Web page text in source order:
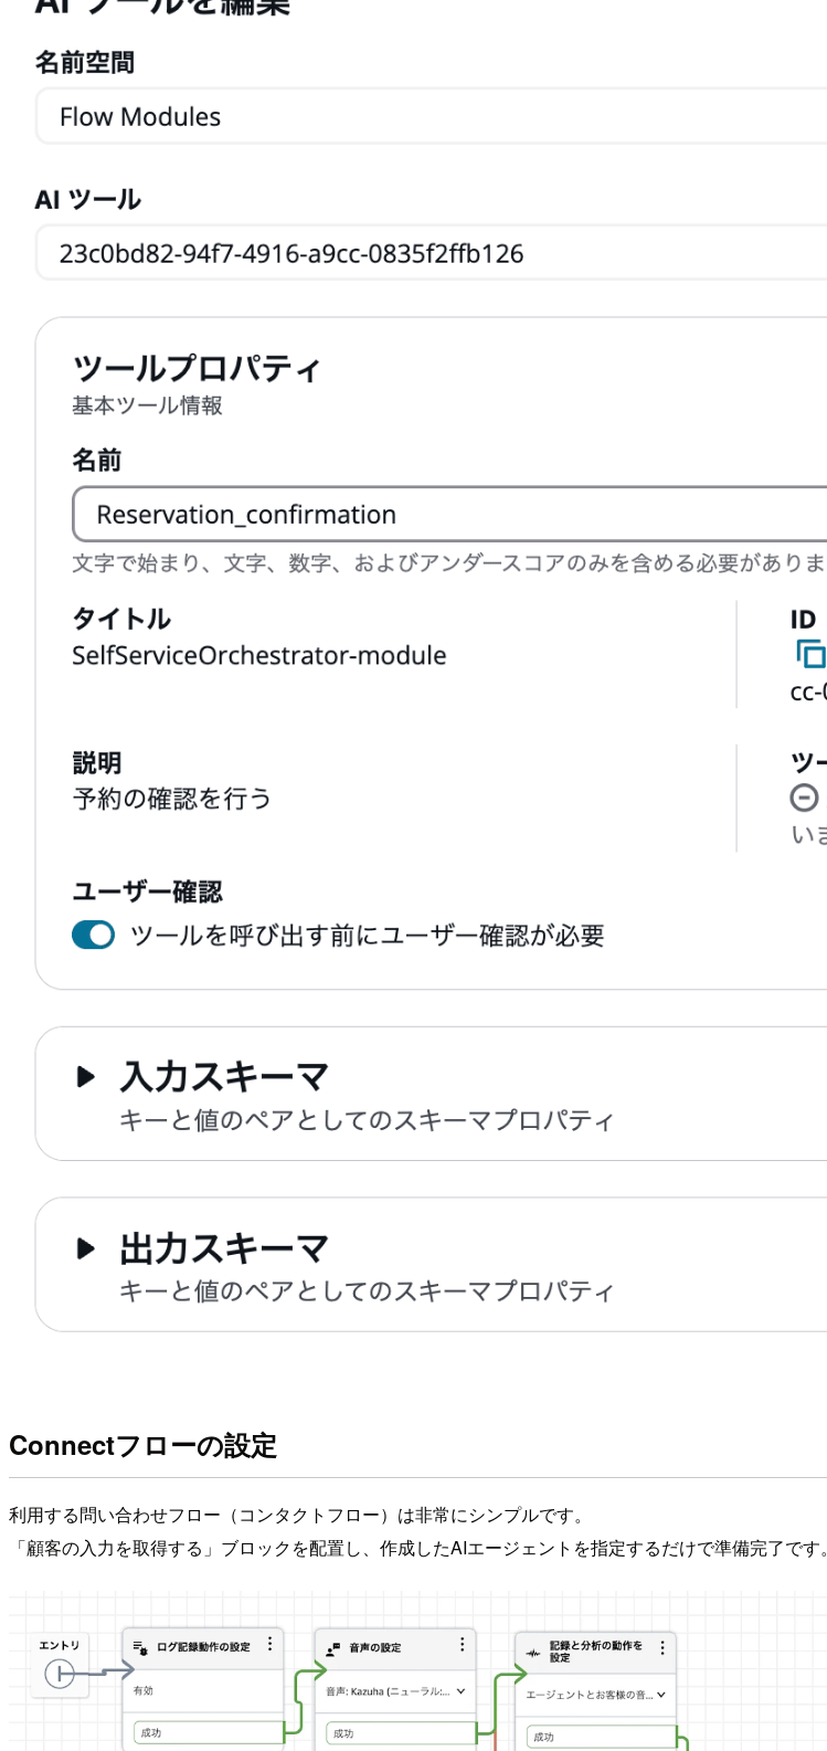
Connectフローの設定
利用する問い合わせフロー（コンタクトフロー）は非常にシンプルです。
「顧客の入力を取得する」ブロックを配置し、作成したAIエージェントを指定するだけで準備完了です。